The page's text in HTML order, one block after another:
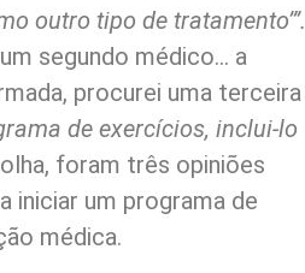
outro tipo de tratamento’”.
segundo médico… a
procurei uma terceira
de exercícios, inclui-lo
foram três opiniões
iniciar um programa de
médica.